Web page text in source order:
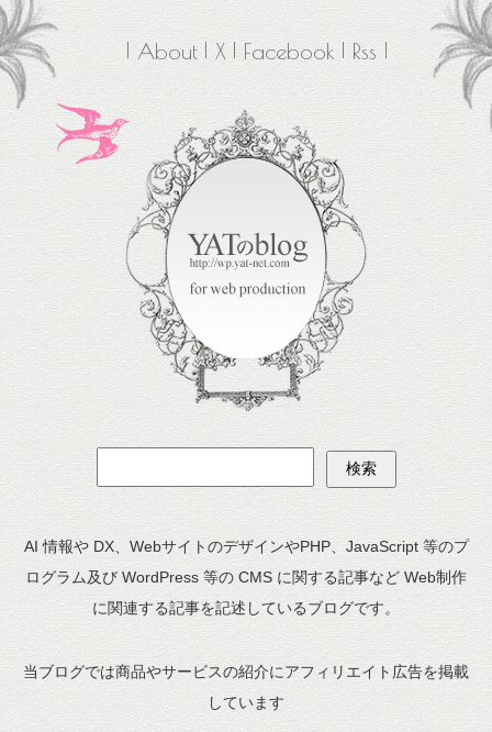
About X Facebook Rss
AI 情報や DX、WebサイトのデザインやPHP、JavaScript 等のプ
ログラム及び WordPress 等の CMS に関する記事など Web制作
に関連する記事を記述しているブログです。
当ブログでは商品やサービスの紹介にアフィリエイト広告を掲載
しています